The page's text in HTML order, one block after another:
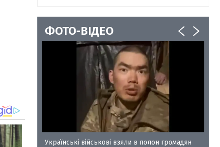
ФОТО-ВІДЕО
35
Українські військові взяли в полон громадян